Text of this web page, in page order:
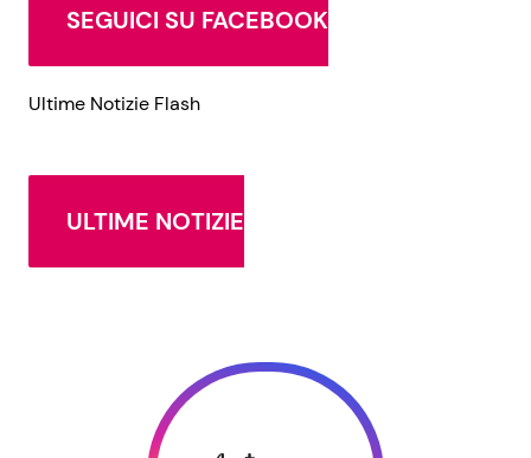
SEGUICI SU FACEBOOK
Ultime Notizie Flash
ULTIME NOTIZIE